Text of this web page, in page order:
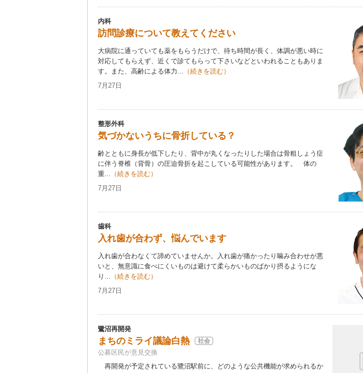
内科
訪問診療について教えてください
大病院に通っていても薬をもらうだけで、待ち時間が長く、体調が悪い時に
対応してもらえず、近くで診てもらって下さいなどといわれることもありま
す。また、高齢による体力... （続きを読む）
7月27日
整形外科
気づかないうちに骨折している？
齢とともに身長が低下したり、背中が丸くなったりした場合は骨粗しょう症
に伴う脊椎（背骨）の圧迫骨折を起こしている可能性があります。 体の
重... （続きを読む）
7月27日
歯科
入れ歯が合わず、悩んでいます
入れ歯が合わなくて諦めていませんか。入れ歯が痛かったり噛み合わせが悪
いと、無意識に食べにくいものは避けて柔らかいものばかり摂るようにな
り... （続きを読む）
7月27日
鷺沼再開発
まちのミライ議論白熱 社会
公募区民が意見交換
再開発が予定されている鷺沼駅前に、どのような公共機能が求められるか